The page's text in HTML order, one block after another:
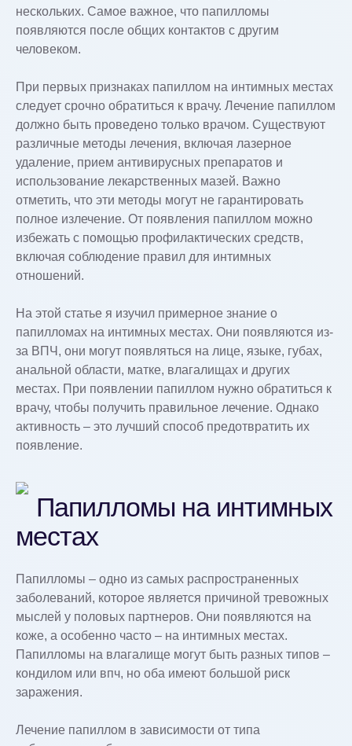
нескольких. Самое важное, что папилломы
появляются после общих контактов с другим
человеком.
При первых признаках папиллом на интимных местах
следует срочно обратиться к врачу. Лечение папиллом
должно быть проведено только врачом. Существуют
различные методы лечения, включая лазерное
удаление, прием антивирусных препаратов и
использование лекарственных мазей. Важно
отметить, что эти методы могут не гарантировать
полное излечение. От появления папиллом можно
избежать с помощью профилактических средств,
включая соблюдение правил для интимных
отношений.
На этой статье я изучил примерное знание о
папилломах на интимных местах. Они появляются из-
за ВПЧ, они могут появляться на лице, языке, губах,
анальной области, матке, влагалищах и других
местах. При появлении папиллом нужно обратиться к
врачу, чтобы получить правильное лечение. Однако
активность – это лучший способ предотвратить их
появление.
Папилломы на интимных
местах
Папилломы – одно из самых распространенных
заболеваний, которое является причиной тревожных
мыслей у половых партнеров. Они появляются на
коже, а особенно часто – на интимных местах.
Папилломы на влагалище могут быть разных типов –
кондилом или впч, но оба имеют большой риск
заражения.
Лечение папиллом в зависимости от типа